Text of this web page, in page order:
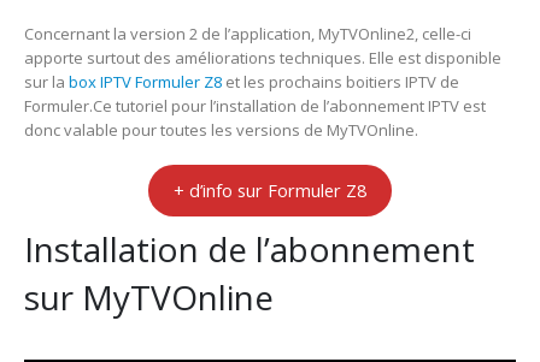
Concernant la version 2 de l’application, MyTVOnline2, celle-ci
apporte surtout des améliorations techniques. Elle est disponible
sur la box IPTV Formuler Z8 et les prochains boitiers IPTV de
Formuler.Ce tutoriel pour l’installation de l’abonnement IPTV est
donc valable pour toutes les versions de MyTVOnline.
+ d’info sur Formuler Z8
Installation de l’abonnement
sur MyTVOnline